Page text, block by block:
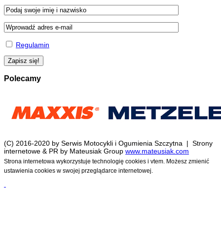
Regulamin
Polecamy
(C) 2016-2020 by Serwis Motocykli i Ogumienia Szczytna | Strony
internetowe & PR by Mateusiak Group www.mateusiak.com
Strona internetowa wykorzystuje technologię cookies i vtem. Możesz zmienić
ustawienia cookies w swojej przeglądarce internetowej.